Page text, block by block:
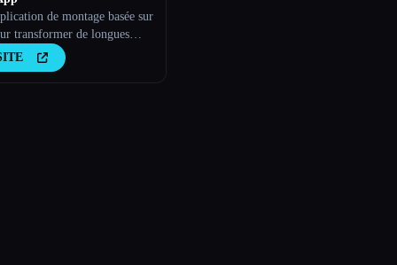
de montage basée sur
transformer de longues
clips viraux